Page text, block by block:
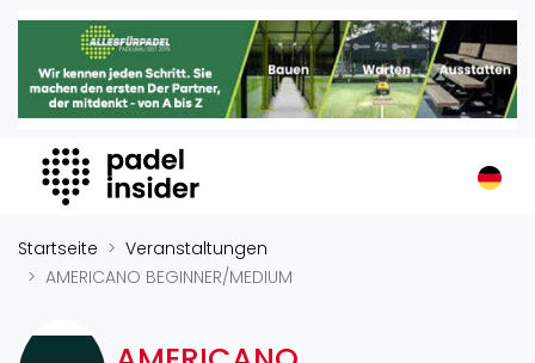
Padel Insider
Home
Organisationen
Buchungssysteme
Padel-Shops
Padel-Marken
Verschiedenes
Startseite
Veranstaltungen
AMERICANO BEGINNER/MEDIUM